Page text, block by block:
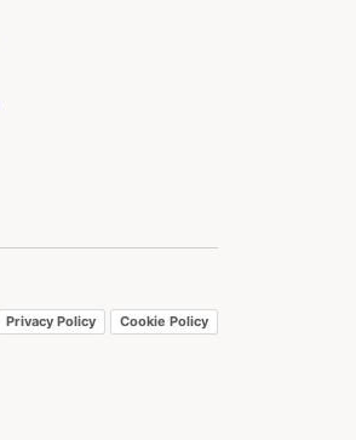
Privacy Policy Cookie Policy